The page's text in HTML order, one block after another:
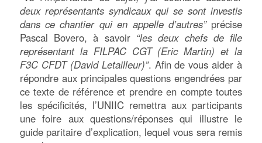
deux représentants syndicaux qui se sont investis
dans ce chantier qui en appelle d’autres”précise
Pascal Bovero, à savoir “les deux chefs de file
représentant la FILPAC CGT (Eric Martin) et la
F3C CFDT (David Letailleur)”. Afin de vous aider à
répondre aux principales questions engendrées par
ce texte de référence et prendre en compte toutes
les spécificités, l’UNIIC remettra aux participants
une foire aux questions/réponses qui illustre le
guide paritaire d’explication, lequel vous sera remis